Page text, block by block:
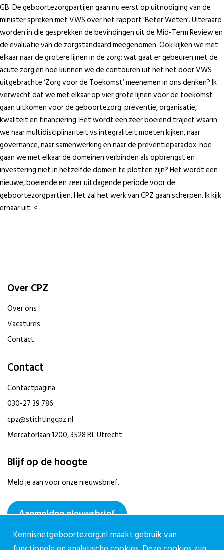
GB: De geboortezorgpartijen gaan nu eerst op uitnodiging van de
minister spreken met VWS over het rapport ‘Beter Weten’. Uiteraard
worden in die gesprekken de bevindingen uit de Mid-Term Review en
de evaluatie van de zorgstandaard meegenomen. Ook kijken we met
elkaar naar de grotere lijnen in de zorg: wat gaat er gebeuren met de
acute zorg en hoe kunnen we de contouren uit het net door VWS
uitgebrachte ‘Zorg voor de Toekomst’ meenemen in ons denken? Ik
verwacht dat we met elkaar op vier grote lijnen voor de toekomst
gaan uitkomen voor de geboortezorg: preventie, organisatie,
kwaliteit en financiering. Het wordt een zeer boeiend traject waarin
we naar multidisciplinariteit vs integraliteit moeten kijken, naar
governance, naar samenwerking en naar de preventieparadox: hoe
gaan we met elkaar de domeinen verbinden als opbrengst en
investering niet in hetzelfde domein te plotten zijn? Het wordt een
nieuwe, boeiende en zeer uitdagende periode voor de
geboortezorgpartijen. Het zal het werk van CPZ gaan scherpen. Ik kijk
ernaar uit. <
Over CPZ
Over ons
Vacatures
Contact
Contact
Contactpagina
030-27 39 786
cpz@stichtingcpz.nl
Mercatorlaan 1200, 3528 BL Utrecht
Blijf op de hoogte
Meld je aan voor onze nieuwsbrief.
Aanmelden nieuwsbrief
Kennisnetgeboortezorg.nl maakt gebruik van